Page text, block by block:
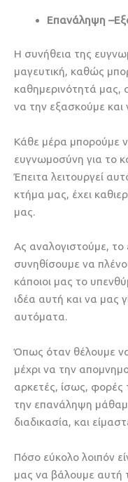
Επανάληψη
Η συνήθεια της
μαγευτική, καθώς
καθημερινότητά μας,
να την εξασκούμε
Κάθε μέρα μπορούμε
ευγνωμοσύνη για το
Έπειτα λειτουργεί
κτήμα μας, έχει
μας.
Ας αναλογιστούμε, το
συνηθίσουμε να
κάποιοι μας το
ιδέα αυτή και να μας
αυτόματα.
Όπως όταν θέλουμε
μέχρι να την
αρκετές, ίσως,
την επανάληψη
διαδικασία, και
Πόσο εύκολο λοιπόν
μας να βάλουμε αυτή